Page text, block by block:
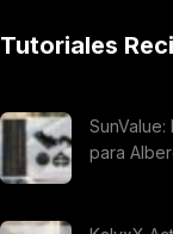
Tutoriales
para